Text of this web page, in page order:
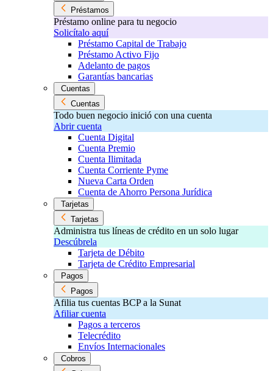
Préstamos
Préstamo online para tu negocio
Solicítalo aquí
Préstamo Capital de Trabajo
Préstamo Activo Fijo
Adelanto de pagos
Garantías bancarias
Cuentas
Cuentas
Todo buen negocio inició con una cuenta
Abrir cuenta
Cuenta Digital
Cuenta Premio
Cuenta Ilimitada
Cuenta Corriente Pyme
Nueva Carta Orden
Cuenta de Ahorro Persona Jurídica
Tarjetas
Tarjetas
Administra tus líneas de crédito en un solo lugar
Descúbrela
Tarjeta de Débito
Tarjeta de Crédito Empresarial
Pagos
Pagos
Afilia tus cuentas BCP a la Sunat
Afiliar cuenta
Pagos a terceros
Telecrédito
Envíos Internacionales
Cobros